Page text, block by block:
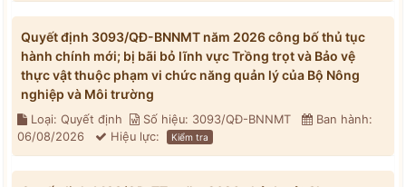
Quyết định 3093/QĐ-BNNMT năm 2026 công bố thủ tục
hành chính mới; bị bãi bỏ lĩnh vực Trồng trọt và Bảo vệ
thực vật thuộc phạm vi chức năng quản lý của Bộ Nông
nghiệp và Môi trường
Loại: Quyết định Số hiệu: 3093/QĐ-BNNMT
Ban hành:
06/08/2026
Hiệu lực: Kiểm tra